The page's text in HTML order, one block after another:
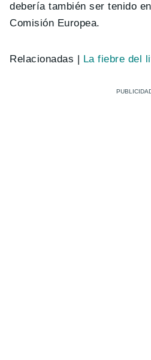
debería también ser tenido
Comisión Europea.
Relacionadas | La fiebre del